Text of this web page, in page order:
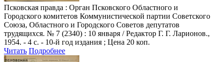
Псковская правда : Орган Псковского Областного и
Городского комитетов Коммунистической партии Советского
Союза, Областного и Городского Советов депутатов
трудящихся. № 7 (2340) : 10 января / Редактор Г. Г. Ларионов.,
1954. - 4 с. - 10-й год издания ; Цена 20 коп.
Читать Подробнее